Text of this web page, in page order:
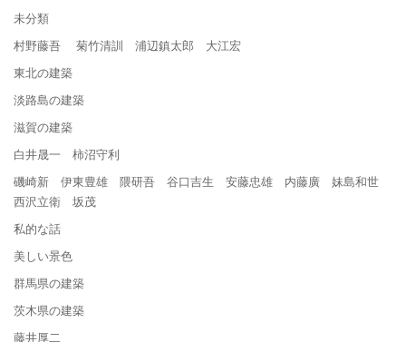
未分類
村野藤吾 菊竹清訓 浦辺鎮太郎 大江宏
東北の建築
淡路島の建築
滋賀の建築
白井晟一 柿沼守利
磯崎新 伊東豊雄 隈研吾 谷口吉生 安藤忠雄 内藤廣 妹島和世
西沢立衛 坂茂
私的な話
美しい景色
群馬県の建築
茨木県の建築
藤井厚二